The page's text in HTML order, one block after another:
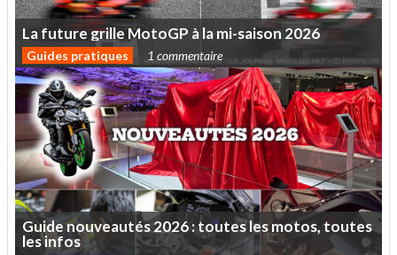
Lafuturegrille MotoGP àlami-saison 2026
Guides pratiques 1 commentaire
Guidenouveautés2026:touteslesmotos,toutes
lesinfos